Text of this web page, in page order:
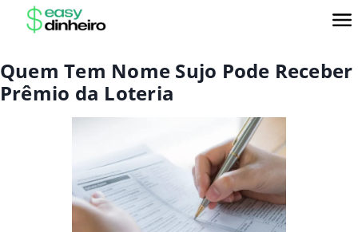
Quem Tem Nome Sujo Pode Receber
Prêmio da Loteria